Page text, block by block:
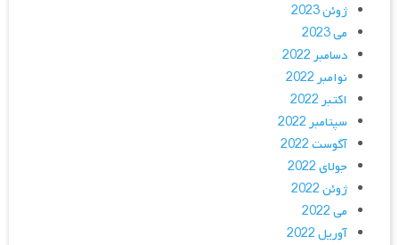
ژوئن 2023
می 2023
دسامبر 2022
نوامبر 2022
اکتبر 2022
سپتامبر 2022
آگوست 2022
جولای 2022
ژوئن 2022
می 2022
آوریل 2022